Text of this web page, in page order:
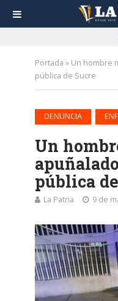
Portada » Un hombre
pública de Sucre
DENUNCIA
Un
pública
La Patria 9 de